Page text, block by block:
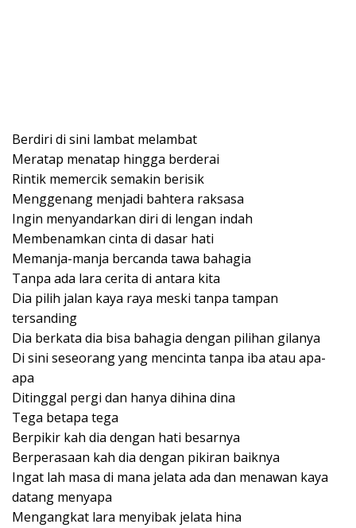
Berdiri di sini lambat melambat
Meratap menatap hingga berderai
Rintik memercik semakin berisik
Menggenang menjadi bahtera raksasa
Ingin menyandarkan diri di lengan indah
Membenamkan cinta di dasar hati
Memanja-manja bercanda tawa bahagia
Tanpa ada lara cerita di antara kita
Dia pilih jalan kaya raya meski tanpa tampan
tersanding
Dia berkata dia bisa bahagia dengan pilihan gilanya
Di sini seseorang yang mencinta tanpa iba atau apa-
apa
Ditinggal pergi dan hanya dihina dina
Tega betapa tega
Berpikir kah dia dengan hati besarnya
Berperasaan kah dia dengan pikiran baiknya
Ingat lah masa di mana jelata ada dan menawan kaya
datang menyapa
Mengangkat lara menyibak jelata hina